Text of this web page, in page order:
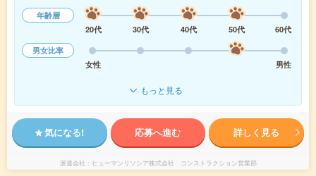
年齢層
20代
30代 40代 50代
60代
男女比率
女性
男性
もっと見る
気になる! 応募へ進む 詳しく見る
派遣会社 ヒューマンリソシア株式会社 コンストラクション営業部